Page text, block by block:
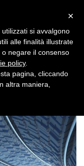
Toggle
×
si avvalgono
alle finalità illustrate
negare il consenso
policy.
pagina, cliccando
altra maniera,